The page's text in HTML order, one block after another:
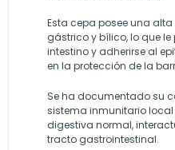
Esta cepa posee una
gástrico y bílico, lo que
intestino y adherirse al
en la protección de la
Se ha documentado su
sistema inmunitario
digestiva normal,
tracto gastrointestinal.